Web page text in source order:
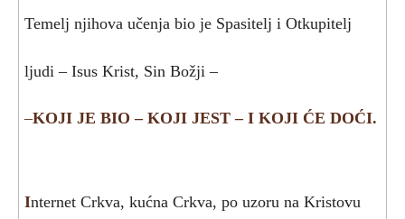
Temelj njihova učenja bio je Spasitelj i Otkupitelj
ljudi – Isus Krist, Sin Božji –
–KOJI JE BIO – KOJI JEST – I KOJI ĆE DOĆI.
Internet Crkva, kućna Crkva, po uzoru na Kristovu